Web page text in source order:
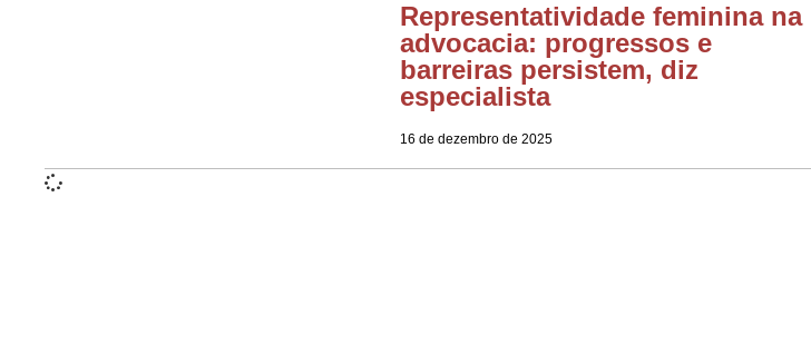
Representatividade feminina na
advocacia: progressos e
barreiras persistem, diz
especialista
16 de dezembro de 2025